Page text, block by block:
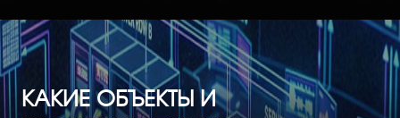
КАКИЕ ОБЪЕКТЫ И